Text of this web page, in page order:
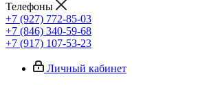
Телефоны
+7 (927) 772-85-03
+7 (846) 340-59-68
+7 (917) 107-53-23
Личный кабинет